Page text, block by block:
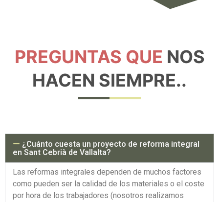
PREGUNTAS QUE NOS
HACEN SIEMPRE..
¿Cuánto cuesta un proyecto de reforma integral
en Sant Cebrià de Vallalta?
Las reformas integrales dependen de muchos factores
como pueden ser la calidad de los materiales o el coste
por hora de los trabajadores (nosotros realizamos